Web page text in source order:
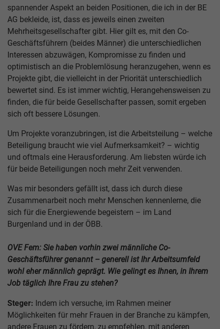
spannender Aspekt an beiden Positionen, die ich in der BE
AG bekleide, ist, dass es jeweils einen zweiten
Mehrheitsgesellschafter gibt. Hier gilt es, mit den Co-
Geschäftsführern (beides Männer) die unterschiedlichen
Interessen abzuwägen, Kompromisse zu finden und
optimistisch an die Problemlösung heranzugehen, wenn es
Projekte gibt, die vielleicht in der Priorität unterschiedlich
bewertet sind. Es ist immer wichtig, Herangehensweisen zu
finden, die für beide Gesellschafter passen, somit ergeben
sich oft bessere Lösungen.
Um Projekte voranzubringen, ist die Arbeitsteilung – welche
Beteiligung braucht wie viel Aufmerksamkeit? – wichtig
und oftmals eine Herausforderung. Am liebsten würde ich
für beide Beteiligungen noch mehr Zeit verwenden.
Was mir besonders gefällt ist, dass ich durch diese
Zusammenarbeit noch mehr Menschen kennenlerne, die
sich für die Energiewende begeistern – im Land
Burgenland und in der ÖBB.
OVE Fem: Sie haben vorhin zwei männliche Co-
Geschäftsführer genannt – generell ist Ihr Arbeitsumfeld
wohl eher männlich geprägt. Wie gelingt es Ihnen, in Ihrem
Job täglich Ihre Frau zu stehen?
Steger: Indem ich versuche, im Rahmen meiner
Möglichkeiten für mehr Frauen in der Branche zu kämpfen,
andere Frauen zu fördern, zu empfehlen, mit anderen